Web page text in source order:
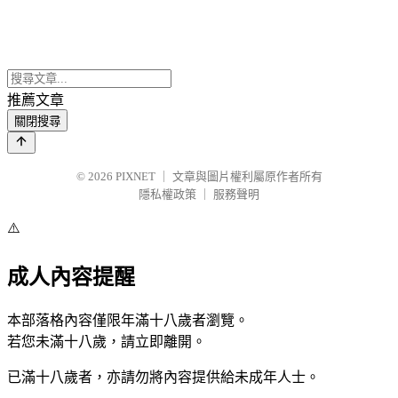
推薦文章
關閉搜尋
© 2026 PIXNET
文章與圖片權利屬原作者所有
隱私權政策
服務聲明
⚠️
成人內容提醒
本部落格內容僅限年滿十八歲者瀏覽。
若您未滿十八歲，請立即離開。
已滿十八歲者，亦請勿將內容提供給未成年人士。